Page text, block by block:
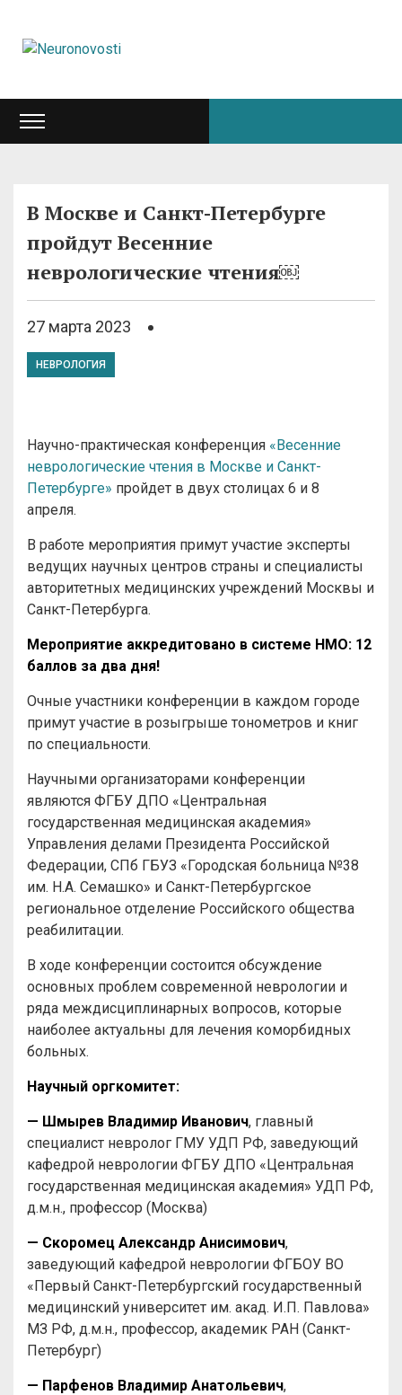
В Москве и Санкт-Петербурге
пройдут Весенние
неврологические чтения￼
27 марта 2023
НЕВРОЛОГИЯ
Научно-практическая конференция «Весенние
неврологические чтения в Москве и Санкт-
Петербурге» пройдет в двух столицах 6 и 8
апреля.
В работе мероприятия примут участие эксперты
ведущих научных центров страны и специалисты
авторитетных медицинских учреждений Москвы и
Санкт-Петербурга.
Мероприятие аккредитовано в системе НМО: 12
баллов за два дня!
Очные участники конференции в каждом городе
примут участие в розыгрыше тонометров и книг
по специальности.
Научными организаторами конференции
являются ФГБУ ДПО «Центральная
государственная медицинская академия»
Управления делами Президента Российской
Федерации, СПб ГБУЗ «Городская больница №38
им. Н.А. Семашко» и Санкт-Петербургское
региональное отделение Российского общества
реабилитации.
В ходе конференции состоится обсуждение
основных проблем современной неврологии и
ряда междисциплинарных вопросов, которые
наиболее актуальны для лечения коморбидных
больных.
Научный оргкомитет:
— Шмырев Владимир Иванович, главный
специалист невролог ГМУ УДП РФ, заведующий
кафедрой неврологии ФГБУ ДПО «Центральная
государственная медицинская академия» УДП РФ,
д.м.н., профессор (Москва)
— Скоромец Александр Анисимович,
заведующий кафедрой неврологии ФГБОУ ВО
«Первый Санкт-Петербургский государственный
медицинский университет им. акад. И.П. Павлова»
МЗ РФ, д.м.н., профессор, академик РАН (Санкт-
Петербург)
— Парфенов Владимир Анатольевич,